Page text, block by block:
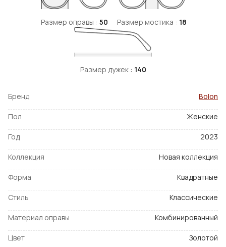
Размер оправы : 50 Размер мостика : 18
Размер дужек : 140
Бренд Bolon
Пол Женские
Год 2023
Коллекция Новая коллекция
Форма Квадратные
Стиль Классические
Материал оправы Комбинированный
Цвет Золотой